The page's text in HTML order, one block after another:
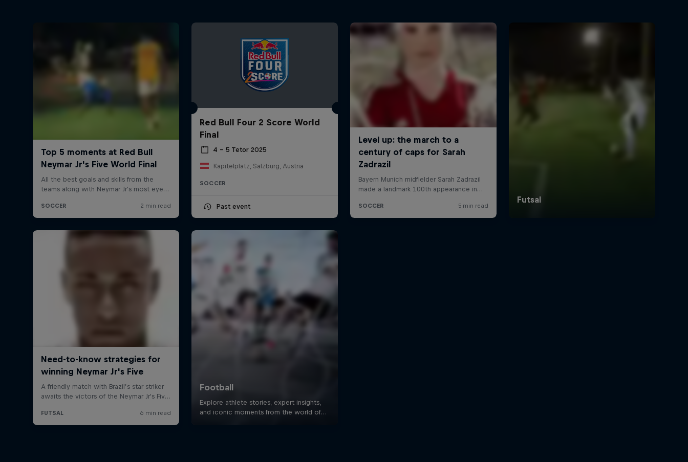
Red Bull Four 2 Score World
Final
4 – 5 Tetor 2025
Kapitelplatz, Salzburg, Austria
SOCCER
Past event